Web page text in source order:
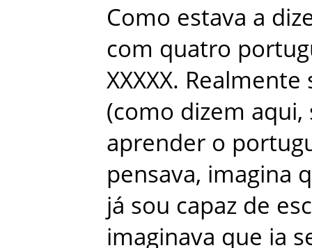
Como estava a
com quatro
XXXXX. Realmente
(como dizem aqui,
aprender o
pensava, imagina
já sou capaz de
imaginava que ia